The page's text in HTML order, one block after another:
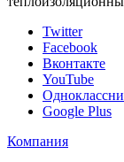
Twitter
Facebook
Вконтакте
YouTube
Google Plus
Компания